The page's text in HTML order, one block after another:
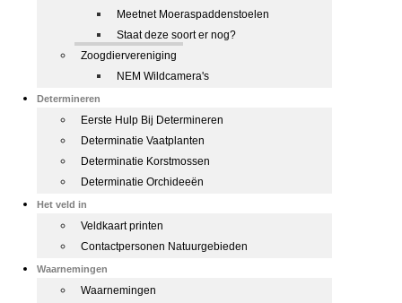
Meetnet Moeraspaddenstoelen
Staat deze soort er nog?
Zoogdiervereniging
NEM Wildcamera's
Determineren
Eerste Hulp Bij Determineren
Determinatie Vaatplanten
Determinatie Korstmossen
Determinatie Orchideeën
Het veld in
Veldkaart printen
Contactpersonen Natuurgebieden
Waarnemingen
Waarnemingen